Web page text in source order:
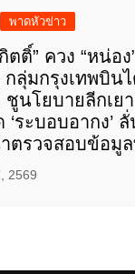
พาดหัวข่าว
ตติ์” ควง “หน่อ
กลุ่มกรุงเทพบิน
ชูนโยบายลีกเย
‘ระบอบอากง’
ตรวจสอบข้อมู
2569